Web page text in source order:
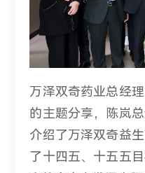
万泽双奇药业总经
的主题分享，陈岚
介绍了万泽双奇益
了十四五、十五五